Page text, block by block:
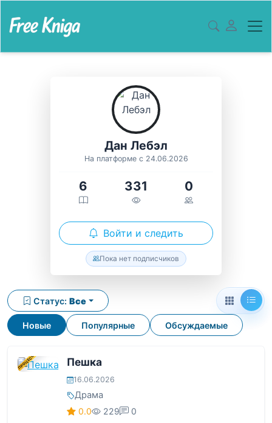
Дан Лебэл
На платформе с 24.06.2026
6 331 0
Войти и следить
Пока нет подписчиков
Новые Популярные Обсуждаемые
Статус: Все
В ПРОЦЕССЕ Пешка
16.06.2026
Драма
0.0 229 0